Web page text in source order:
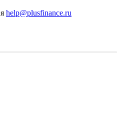
help@plusfinance.ru